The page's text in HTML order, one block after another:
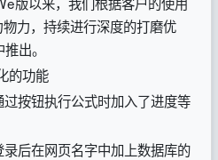
力，持续进行深度的打磨优
出。
的功能
按钮执行公式时加入了进度等
后在网页名字中加上数据库的